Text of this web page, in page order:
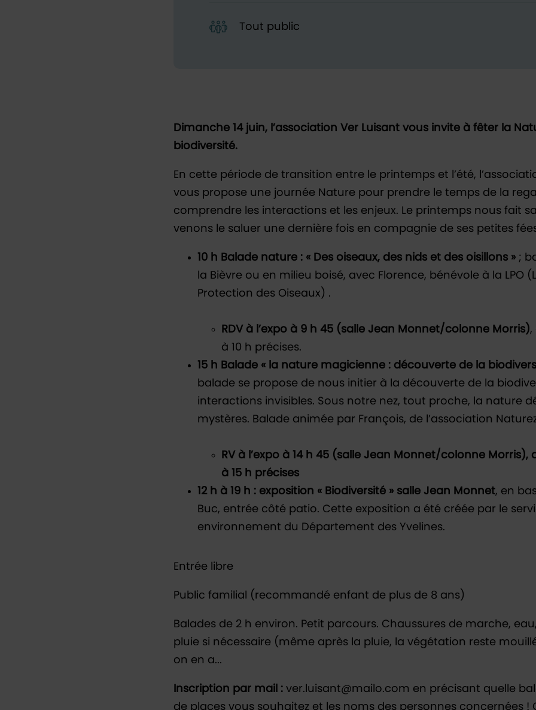
Tout public
Dimanche 14 juin, l’association Ver Luisant vous invite à fêter la
biodiversité.
En cette période de transition entre le printemps et l’été,
vous propose une journée Nature pour prendre le temps de la
comprendre les interactions et les enjeux. Le printemps nous fait
venons le saluer une dernière fois en compagnie de ses petites
10 h Balade nature : « Des oiseaux, des nids et des oisillons » ;
la Bièvre ou en milieu boisé, avec Florence, bénévole à la LPO
Protection des Oiseaux) .
RDV à l’expo à 9 h 45 (salle Jean Monnet/colonne Morris),
à 10 h précises.
15 h Balade « la nature magicienne : découverte de la
balade se propose de nous initier à la découverte de la
interactions invisibles. Sous notre nez, tout proche, la nature
mystères. Balade animée par François, de l’association
RV à l’expo à 14 h 45 (salle Jean Monnet/colonne
à 15 h précises
12 h à 19 h : exposition « Biodiversité » salle Jean Monnet, en
Buc, entrée côté patio. Cette exposition a été créée par le
environnement du Département des Yvelines.
Entrée libre
Public familial (recommandé enfant de plus de 8 ans)
Balades de 2 h environ. Petit parcours. Chaussures de marche,
pluie si nécessaire (même après la pluie, la végétation reste
on en a...
Inscription par mail : ver.luisant@mailo.com en précisant quelle
de places vous souhaitez et les noms des personnes concernées !